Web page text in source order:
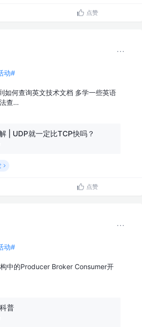
点赞
动#
如何查询英文技术文档 多学一些英语
查…
| UDP就一定比TCP快吗？
点赞
动#
中的Producer Broker Consumer开
普